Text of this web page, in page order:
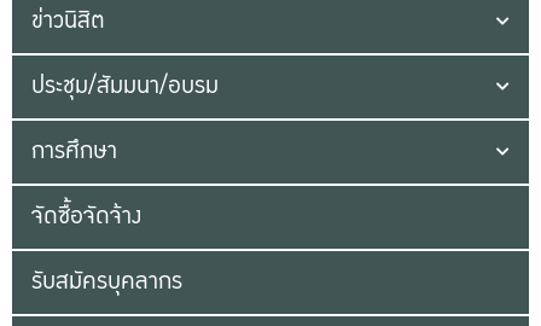
ข่าวนิสิต
ประชุม/สัมมนา/อบรม
การศึกษา
จัดซื้อจัดจ้าง
รับสมัครบุคลากร